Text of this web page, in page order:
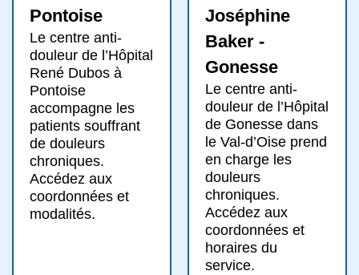
Pontoise
Le centre anti-
douleur de l’Hôpital
René Dubos à
Pontoise
accompagne les
patients souffrant
de douleurs
chroniques.
Accédez aux
coordonnées et
modalités.
Joséphine
Baker -
Gonesse
Le centre anti-
douleur de l’Hôpital
de Gonesse dans
le Val-d’Oise prend
en charge les
douleurs
chroniques.
Accédez aux
coordonnées et
horaires du
service.